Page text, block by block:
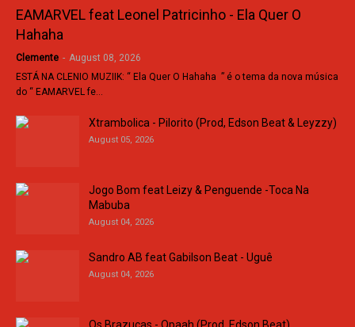
EAMARVEL feat Leonel Patricinho - Ela Quer O
Hahaha
Clemente - August 08, 2026
ESTÁ NA CLENIO MUZIIK: “ Ela Quer O Hahaha ” é o tema da nova música
do “ EAMARVEL fe…
Xtrambolica - Pilorito (Prod, Edson Beat & Leyzzy)
August 05, 2026
Jogo Bom feat Leizy & Penguende -Toca Na
Mabuba
August 04, 2026
Sandro AB feat Gabilson Beat - Uguê
August 04, 2026